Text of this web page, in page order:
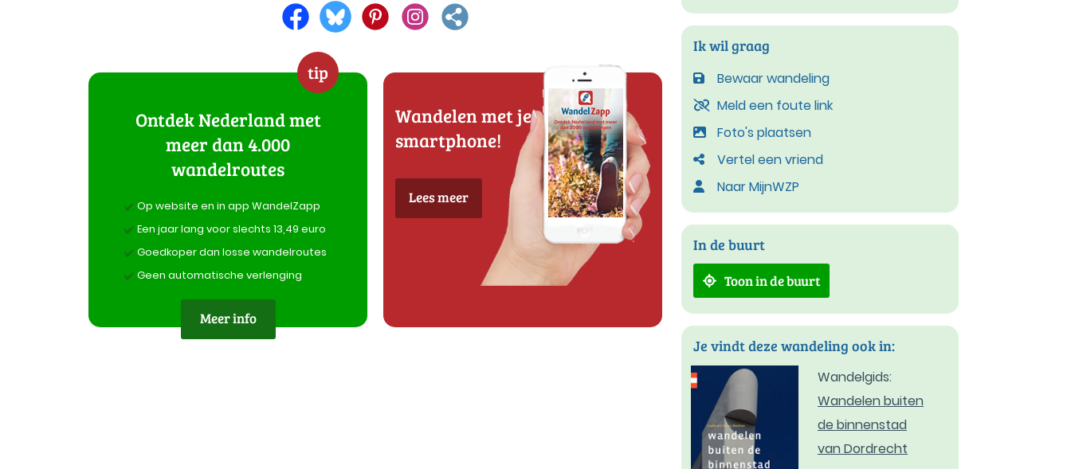
tip
Ontdek Nederland met
meer dan 4.000
wandelroutes
Op website en in app WandelZapp
Een jaar lang voor slechts 13,49 euro
Goedkoper dan losse wandelroutes
Geen automatische verlenging
Meer info
Wandelen met je
smartphone!
Lees meer
Ik wil graag
Bewaar wandeling
Meld een foute link
Foto's plaatsen
Vertel een vriend
Naar MijnWZP
In de buurt
Toon in de buurt
Je vindt deze wandeling ook in:
Wandelgids:
Wandelen buiten
de binnenstad
van Dordrecht